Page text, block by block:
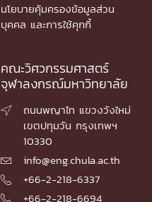
นโยบายคุ้มครองข้อมูลส่วน
บุคคล และการใช้คุกกี้
คณะวิศวกรรมศาสตร์
จุฬาลงกรณ์มหาวิทยาลัย

ถนนพญาไท แขวงวังใหม่
เขตปทุมวัน กรุงเทพฯ
10330
 info@eng.chula.ac.th
 +66-2-218-6337
 +66-2-218-6694